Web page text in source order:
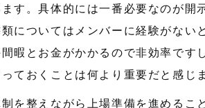
す。具体的には一番必要なのが
についてはメンバーに経験がな
暇とお金がかかるので非効率で
ておくことは何より重要だと感じ
を整えながら上場準備を進める